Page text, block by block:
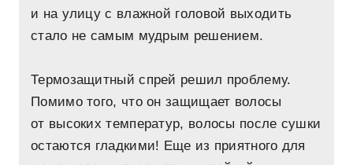
и на улицу с влажной головой выходить
стало не самым мудрым решением.
Термозащитный спрей решил проблему.
Помимо того, что он защищает волосы
от высоких температур, волосы после сушки
остаются гладкими! Еще из приятного для